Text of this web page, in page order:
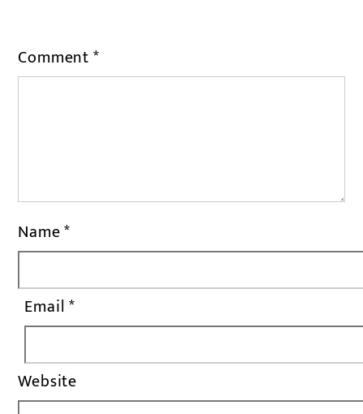
Comment*
Name*
Email*
Website